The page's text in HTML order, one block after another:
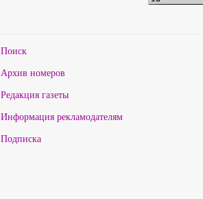
Поиск
Архив номеров
Редакция газеты
Информация рекламодателям
Подписка